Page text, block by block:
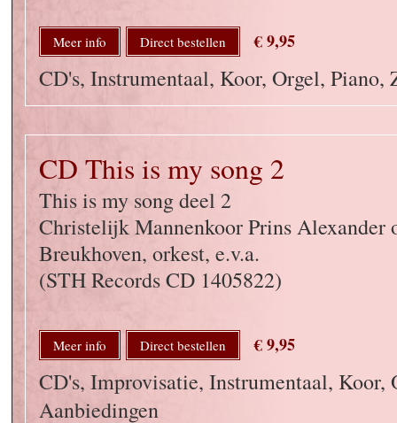
Meer info Direct bestellen € 9,95
CD's, Instrumentaal, Koor, Orgel, Piano,
CD This is my song 2
This is my song deel 2
Christelijk Mannenkoor Prins Alexander
Breukhoven, orkest, e.v.a.
(STH Records CD 1405822)
Meer info Direct bestellen € 9,95
CD's, Improvisatie, Instrumentaal, Koor,
Aanbiedingen